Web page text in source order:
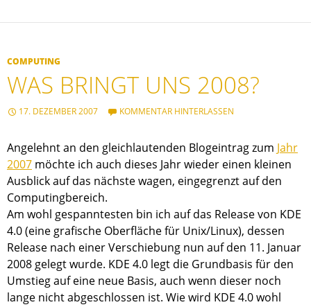
COMPUTING
WAS BRINGT UNS 2008?
17. DEZEMBER 2007 KOMMENTAR HINTERLASSEN
Angelehnt an den gleichlautenden Blogeintrag zum Jahr
2007 möchte ich auch dieses Jahr wieder einen kleinen
Ausblick auf das nächste wagen, eingegrenzt auf den
Computingbereich.
Am wohl gespanntesten bin ich auf das Release von KDE
4.0 (eine grafische Oberfläche für Unix/Linux), dessen
Release nach einer Verschiebung nun auf den 11. Januar
2008 gelegt wurde. KDE 4.0 legt die Grundbasis für den
Umstieg auf eine neue Basis, auch wenn dieser noch
lange nicht abgeschlossen ist. Wie wird KDE 4.0 wohl